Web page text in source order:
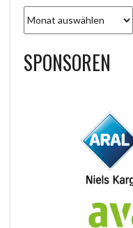
ARCHIV
SPONSOREN